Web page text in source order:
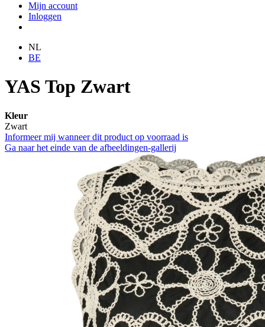
Mijn account
Inloggen
NL
BE
YAS Top Zwart
Kleur
Zwart
Informeer mij wanneer dit product op voorraad is
Ga naar het einde van de afbeeldingen-gallerij